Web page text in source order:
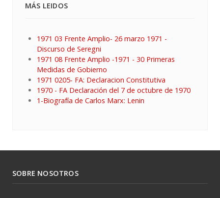
MÁS LEIDOS
1971 03 Frente Amplio- 26 marzo 1971 -
Discurso de Seregni
1971 08 Frente Amplio -1971 - 30 Primeras
Medidas de Gobierno
1971 0205- FA: Declaracion Constitutiva
1970 - FA Declaración del 7 de octubre de 1970
1-Biografía de Carlos Marx: Lenin
SOBRE NOSOTROS